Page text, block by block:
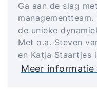
Ga aan de slag
de unieke
Met o.a. Steven
en Katja Staartjes
Meer informatie